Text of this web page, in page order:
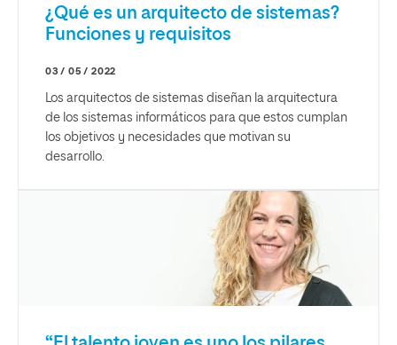
¿Qué es un arquitecto de sistemas?
Funciones y requisitos
03 / 05 / 2022
Los arquitectos de sistemas diseñan la arquitectura
de los sistemas informáticos para que estos cumplan
los objetivos y necesidades que motivan su
desarrollo.